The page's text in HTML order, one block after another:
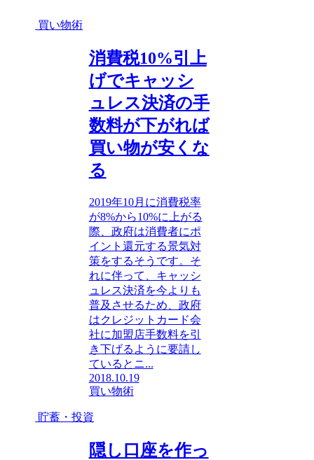
買い物術
消費税10%引上
げでキャッシ
ュレス決済の手
数料が下がれば
買い物が安くな
る
2019年10月に消費税率
が8%から10%に上がる
際、政府は消費者にポ
イント還元する景気対
策をするそうです。そ
れに伴って、キャッシ
ュレス決済を今よりも
普及させるため、政府
はクレジットカード会
社に加盟店手数料を引
き下げるように要請し
ているとニ...
2018.10.19
買い物術
貯蓄・投資
隠し口座を作っ